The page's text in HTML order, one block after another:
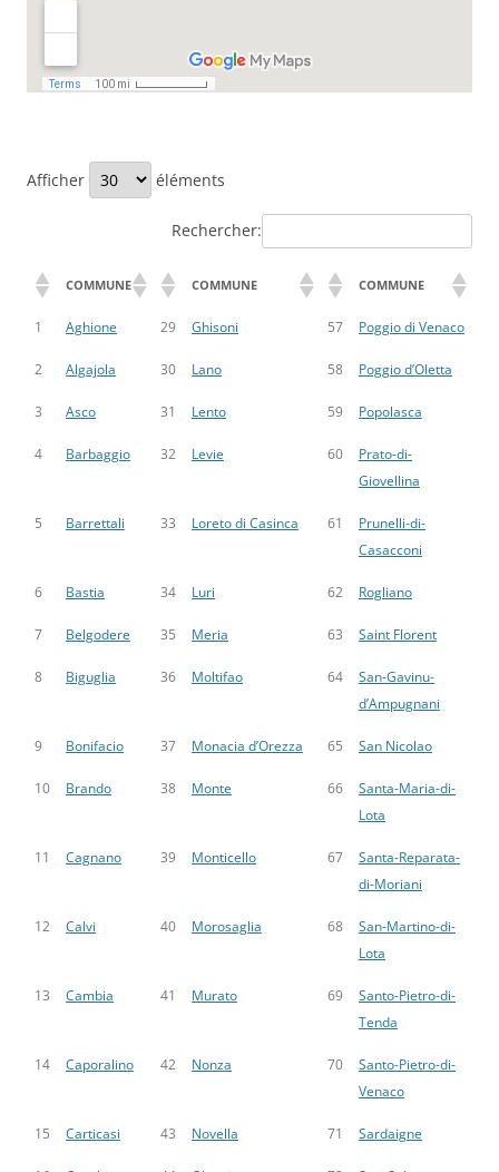
Afficher éléments
Rechercher:
COMMUNE COMMUNE COMMUNE
1 Aghione 29 Ghisoni 57 Poggio di Venaco
2 Algajola 30 Lano 58 Poggio d’Oletta
3 Asco 31 Lento 59 Popolasca
4 Barbaggio 32 Levie 60
Prato-di-
Giovellina
5 Barrettali 33 Loreto di Casinca 61
Prunelli-di-
Casacconi
6 Bastia 34 Luri 62 Rogliano
7 Belgodere 35 Meria 63 Saint Florent
8 Biguglia 36 Moltifao 64
San-Gavinu-
d’Ampugnani
9 Bonifacio 37 Monacia d’Orezza 65 San Nicolao
10 Brando 38 Monte 66
Santa-Maria-di-
Lota
11 Cagnano 39 Monticello 67
Santa-Reparata-
di-Moriani
12 Calvi 40 Morosaglia 68
San-Martino-di-
Lota
13 Cambia 41 Murato 69
Santo-Pietro-di-
Tenda
14 Caporalino 42 Nonza 70
Santo-Pietro-di-
Venaco
15 Carticasi 43 Novella 71 Sardaigne